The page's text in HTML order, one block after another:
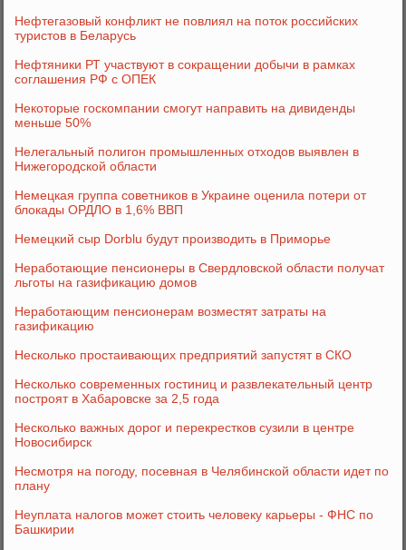
Нефтегазовый конфликт не повлиял на поток российских
туристов в Беларусь
Нефтяники РТ участвуют в сокращении добычи в рамках
соглашения РФ с ОПЕК
Некоторые госкомпании cмогут направить на дивиденды
меньше 50%
Нелегальный полигон промышленных отходов выявлен в
Нижегородской области
Немецкая группа советников в Украине оценила потери от
блокады ОРДЛО в 1,6% ВВП
Немецкий сыр Dorblu будут производить в Приморье
Неработающие пенсионеры в Свердловской области получат
льготы на газификацию домов
Неработающим пенсионерам возместят затраты на
газификацию
Несколько простаивающих предприятий запустят в СКО
Несколько современных гостиниц и развлекательный центр
построят в Хабаровске за 2,5 года
Несколько важных дорог и перекрестков сузили в центре
Новосибирск
Несмотря на погоду, посевная в Челябинской области идет по
плану
Неуплата налогов может стоить человеку карьеры - ФНС по
Башкирии